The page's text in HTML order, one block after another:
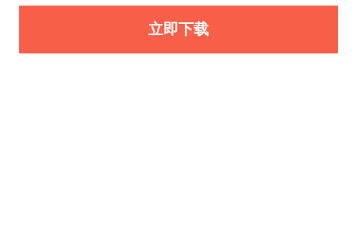
立即下载